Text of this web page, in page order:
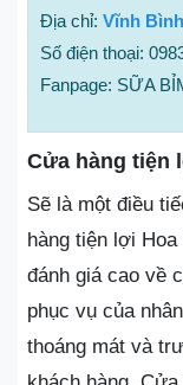
Địa chỉ: Vĩnh
Số điện thoại:
Fanpage: SỮA
Cửa hàng tiện
Sẽ là một điều
hàng tiện lợi
đánh giá cao về
phục vụ của
thoáng mát và